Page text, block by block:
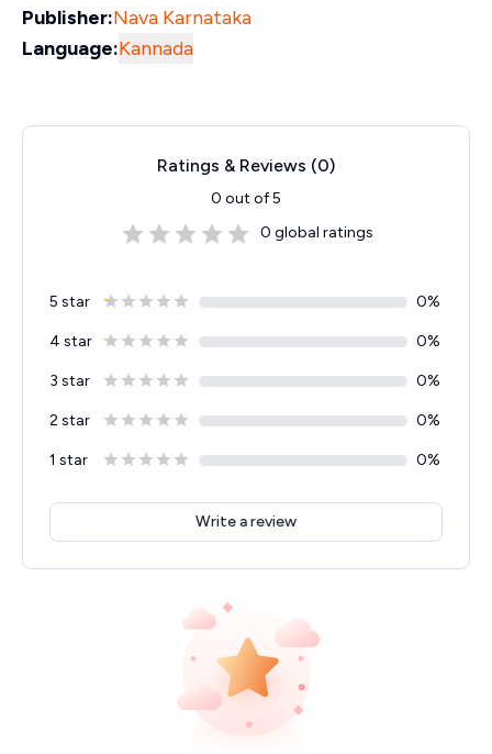
Publisher:Nava Karnataka
Language:Kannada
Ratings & Reviews (0)
0 out of 5
0 global ratings
5 star 0%
4 star 0%
3 star 0%
2 star 0%
1 star 0%
Write a review